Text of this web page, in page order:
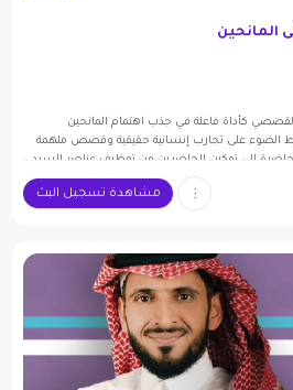
المانحين
كأداة فاعلة في جذب اهتمام المانحين
الضوء على تجارب إنسانية حقيقية وقصص ملهمة
إلى تمكين الحاضرين من توظيف عناصر السرد
– في صياغة رسائلهم، مع عرض نماذج ناجحة
مشاهدة تسجيل البث